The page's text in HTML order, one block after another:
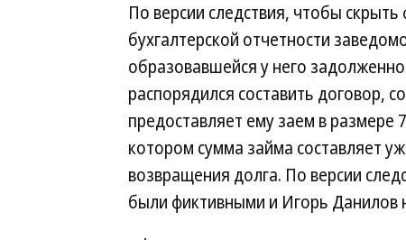
По версии следствия, чтобы
бухгалтерской отчетности
образовавшейся у него
распорядился составить договор,
предоставляет ему заем в размере
котором сумма займа составляет
возвращения долга. По версии
были фиктивными и Игорь Данилов